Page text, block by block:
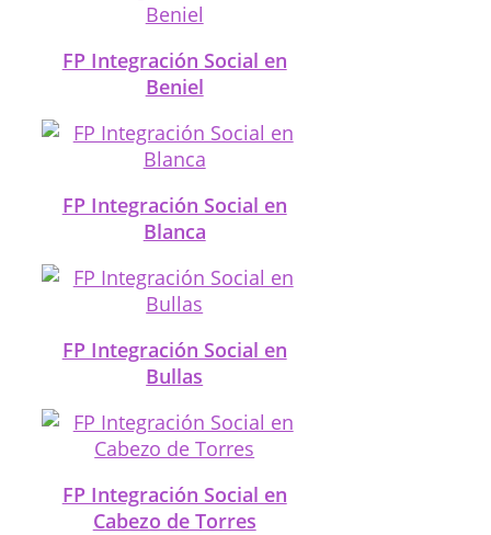
FP Integración Social en
Beniel
FP Integración Social en
Blanca
FP Integración Social en
Bullas
FP Integración Social en
Cabezo de Torres